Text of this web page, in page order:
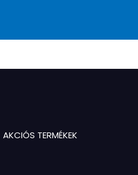
AKCIÓS TERMÉKEK